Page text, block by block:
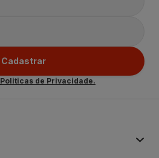
Cadastrar
Politicas de Privacidade.